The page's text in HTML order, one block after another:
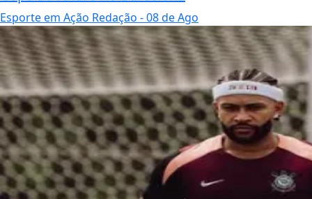
Esporte em Ação Redação - 08 de Ago